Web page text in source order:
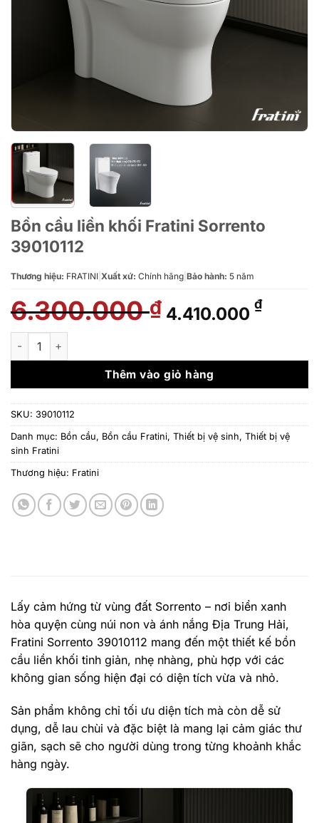
Bồn cầu liền khối Fratini Sorrento
39010112
Thương hiệu: FRATINI Xuất xứ: Chính hãng Bảo hành: 5 năm
6.300.000₫ Giá
gốc
6.300.000 ₫.
4.410.000 ₫Giá
là:
Bồn cầu liền khối Fratini Sorrento 39010112 số lượng
Thêm vào giỏ hàng
SKU: 39010112
Danh mục: Bồn cầu, Bồn cầu Fratini, Thiết bị vệ sinh, Thiết bị vệ
sinh Fratini
Thương hiệu: Fratini
Lấy cảm hứng từ vùng đất Sorrento – nơi biển xanh
hòa quyện cùng núi non và ánh nắng Địa Trung Hải,
Fratini Sorrento 39010112 mang đến một thiết kế bồn
cầu liền khối tinh giản, nhẹ nhàng, phù hợp với các
không gian sống hiện đại có diện tích vừa và nhỏ.
Sản phẩm không chỉ tối ưu diện tích mà còn dễ sử
dụng, dễ lau chùi và đặc biệt là mang lại cảm giác thư
giãn, sạch sẽ cho người dùng trong từng khoảnh khắc
hàng ngày.